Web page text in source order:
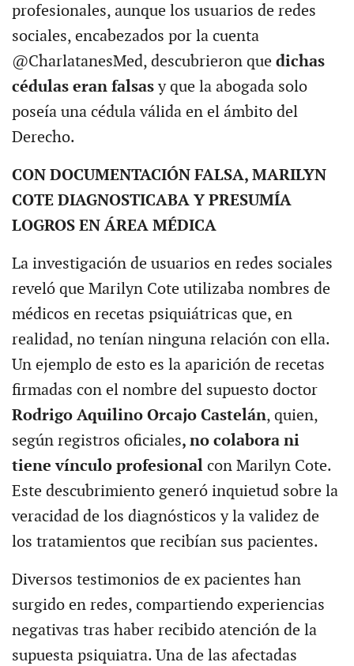
profesionales, aunque los usuarios de redes
sociales, encabezados por la cuenta
@CharlatanesMed, descubrieron quedichas
cédulas eran falsasy que la abogada solo
poseía una cédula válida en el ámbito del
Derecho.
CON DOCUMENTACIÓN FALSA, MARILYN
COTE DIAGNOSTICABA Y PRESUMÍA
LOGROS EN ÁREA MÉDICA
La investigación de usuarios en redes sociales
reveló que Marilyn Cote utilizaba nombres de
médicos en recetas psiquiátricas que, en
realidad, no tenían ninguna relación con ella.
Un ejemplo de esto es la aparición de recetas
firmadas con el nombre del supuesto doctor
Rodrigo Aquilino Orcajo Castelán, quien,
según registros oficiales, no colabora ni
tiene vínculo profesionalcon Marilyn Cote.
Este descubrimiento generó inquietud sobre la
veracidad de los diagnósticos y la validez de
los tratamientos que recibían sus pacientes.
Diversos testimonios de ex pacientes han
surgido en redes, compartiendo experiencias
negativas tras haber recibido atención de la
supuesta psiquiatra. Una de las afectadas